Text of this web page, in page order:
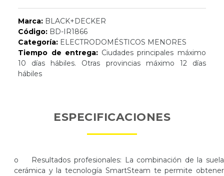
Marca: BLACK+DECKER
Código: BD-IR1866
Categoría: ELECTRODOMÉSTICOS MENORES
Tiempo de entrega:Ciudades principales máximo
10 días hábiles. Otras provincias máximo 12 días
hábiles
ESPECIFICACIONES
o Resultados profesionales: La combinación de la suela
cerámica y la tecnología SmartSteam te permite obtener